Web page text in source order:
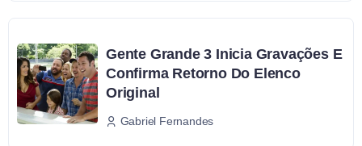
Gente Grande 3 Inicia Gravações E
Confirma Retorno Do Elenco
Original
Gabriel Fernandes